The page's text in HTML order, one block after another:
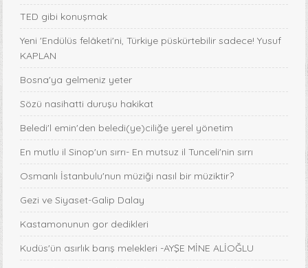
TED gibi konuşmak
Yeni 'Endülüs felâketi'ni, Türkiye püskürtebilir sadece! Yusuf
KAPLAN
Bosna'ya gelmeniz yeter
Sözü nasihatti duruşu hakikat
Beledi'l emin'den beledi(ye)ciliğe yerel yönetim
En mutlu il Sinop'un sırrı- En mutsuz il Tunceli'nin sırrı
Osmanlı İstanbulu'nun müziği nasıl bir müziktir?
Gezi ve Siyaset-Galip Dalay
Kastamonunun gor dedikleri
Kudüs'ün asırlık barış melekleri -AYŞE MİNE ALİOĞLU